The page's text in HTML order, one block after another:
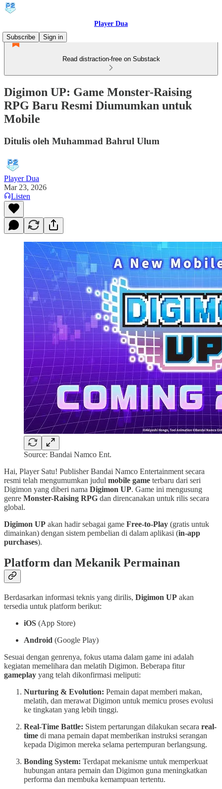
Player Dua
Subscribe
Sign in
Read distraction-free on Substack
Digimon UP: Game Monster-Raising
RPG Baru Resmi Diumumkan untuk
Mobile
Ditulis oleh Muhammad Bahrul Ulum
Player Dua
Mar 23, 2026
Listen
Source: Bandai Namco Ent.
Hai, Player Satu! Publisher Bandai Namco Entertainment secara
resmi telah mengumumkan judul mobile game terbaru dari seri
Digimon yang diberi nama Digimon UP. Game ini mengusung
genre Monster-Raising RPG dan direncanakan untuk rilis secara
global.
Digimon UP akan hadir sebagai game Free-to-Play (gratis untuk
dimainkan) dengan sistem pembelian di dalam aplikasi (in-app
purchases).
Platform dan Mekanik Permainan
Berdasarkan informasi teknis yang dirilis, Digimon UP akan
tersedia untuk platform berikut:
iOS (App Store)
Android (Google Play)
Sesuai dengan genrenya, fokus utama dalam game ini adalah
kegiatan memelihara dan melatih Digimon. Beberapa fitur
gameplay yang telah dikonfirmasi meliputi:
Nurturing & Evolution: Pemain dapat memberi makan,
melatih, dan merawat Digimon untuk memicu proses evolusi
ke tingkatan yang lebih tinggi.
Real-Time Battle: Sistem pertarungan dilakukan secara real-
time di mana pemain dapat memberikan instruksi serangan
kepada Digimon mereka selama pertempuran berlangsung.
Bonding System: Terdapat mekanisme untuk memperkuat
hubungan antara pemain dan Digimon guna meningkatkan
performa dan membuka kemampuan tertentu.